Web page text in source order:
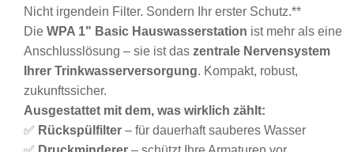
Nicht irgendein Filter. Sondern Ihr erster Schutz.**
Die WPA 1" Basic Hauswasserstation ist mehr als eine
Anschlusslösung – sie ist das zentrale Nervensystem
Ihrer Trinkwasserversorgung. Kompakt, robust,
zukunftssicher.
Ausgestattet mit dem, was wirklich zählt:
✅ Rückspülfilter – für dauerhaft sauberes Wasser